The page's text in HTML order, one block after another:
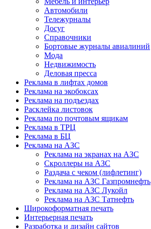
Автомобили
Тележурналы
Досуг
Справочники
Бортовые журналы авиалиний
Мода
Недвижимость
Деловая пресса
Реклама в лифтах домов
Реклама на экобоксах
Реклама на подъездах
Расклейка листовок
Реклама по почтовым ящикам
Реклама в ТРЦ
Реклама в БЦ
Реклама на АЗС
Реклама на экранах на АЗС
Скроллеры на АЗС
Раздача с чеком (лифлетинг)
Реклама на АЗС Газпромнефть
Реклама на АЗС Лукойл
Реклама на АЗС Татнефть
Широкоформатная печать
Интерьерная печать
Разработка и дизайн сайтов